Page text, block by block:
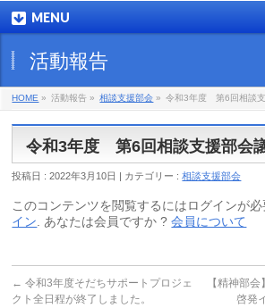
MENU
活動報告
HOME » 活動報告 » 相談支援部会 » 令和3年度 第6回相談
令和3年度 第6回相談支援部会
投稿日 : 2022年3月10日 | カテゴリー :相談支援部会
このコンテンツを閲覧するにはログインが
イン . あなたは会員ですか ?会員について
← 令和3年度そだちサポートプロジェ
クト全日程が終了しました。
【精神部
啓発